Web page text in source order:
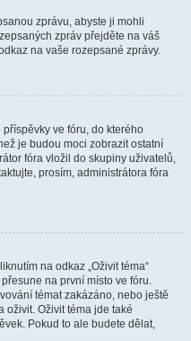
zprávu, abyste ji mohli
zpráv přejděte na váš
na vaše rozepsané zprávy.
ve fóru, do kterého
je budou moci zobrazit ostatní
fóra vložil do skupiny uživatelů,
prosím, administrátora fóra
na odkaz „Oživit téma“
na první místo ve fóru.
témat zakázáno, nebo ještě
oživit. Oživit téma jde také
Pokud to ale budete dělat,